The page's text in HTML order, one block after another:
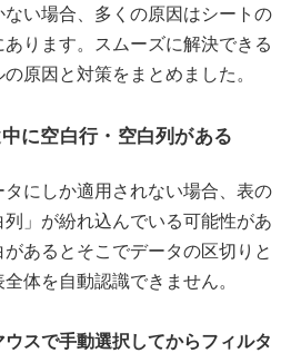
い場合、多くの原因はシートの
ります。スムーズに解決できる
原因と対策をまとめました。
に空白行・空白列がある
にしか適用されない場合、表の
」が紛れ込んでいる可能性があ
あるとそこでデータの区切りと
体を自動認識できません。
スで手動選択してからフィルタ